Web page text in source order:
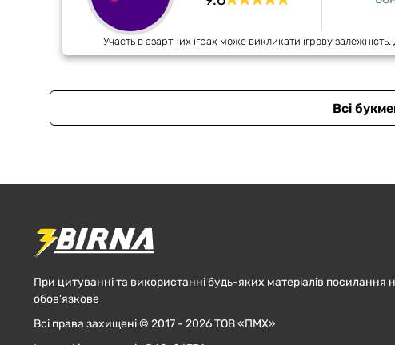
Участь в азартних іграх може викликати ігрову
Всі
При цитуванні та використанні будь-яких матеріалів посилання
обов'язкове
Всі права захищені © 2017 - 2026 ТОВ «ПМХ»